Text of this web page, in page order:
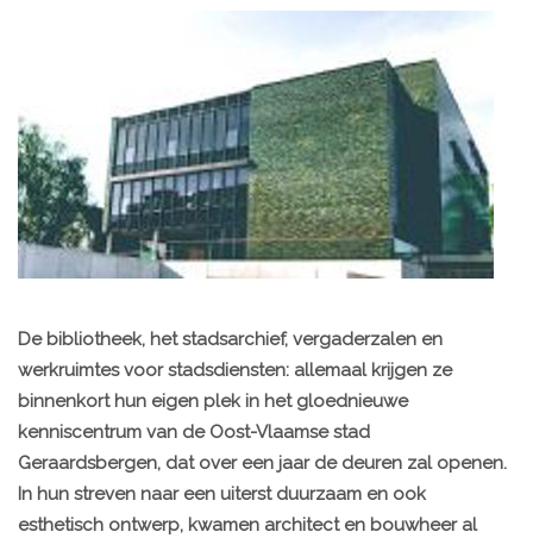
De bibliotheek, het stadsarchief, vergaderzalen en
werkruimtes voor stadsdiensten: allemaal krijgen ze
binnenkort hun eigen plek in het gloednieuwe
kenniscentrum van de Oost-Vlaamse stad
Geraardsbergen, dat over een jaar de deuren zal openen.
In hun streven naar een uiterst duurzaam en ook
esthetisch ontwerp, kwamen architect en bouwheer al